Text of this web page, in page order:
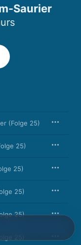
Saurier
(Folge 25)
25)
25)
25)
25)
25)